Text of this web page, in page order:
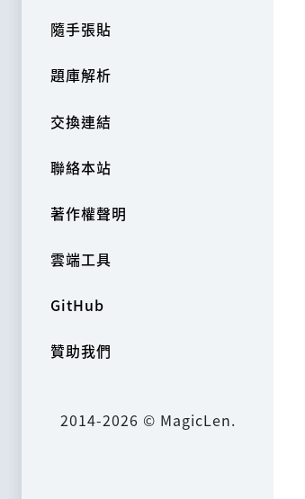
隨手張貼
題庫解析
交換連結
聯絡本站
著作權聲明
雲端工具
GitHub
贊助我們
2014-2026 © MagicLen.